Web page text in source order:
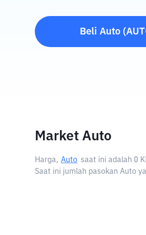
Beli Auto(
Market Auto
Harga, Auto saat ini adalah 0
Saat ini jumlah pasokan Auto